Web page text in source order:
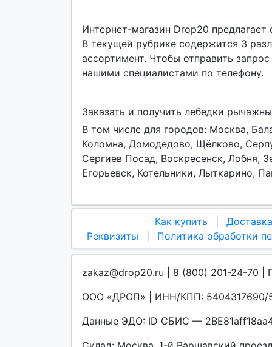
Интернет-магазин Drop20
В текущей рубрике содержится 3
ассортимент. Чтобы отправить
нашими специалистами по телефону.
Заказать и получить лебедки
В том числе для городов: Москва,
Коломна, Домодедово, Щёлково,
Сергиев Посад, Воскресенск, Лобня,
Егорьевск, Котельники, Лыткарино,
Как купить
Доставка
Реквизиты
Политика обработки
zakaz@drop20.ru | 8 (800) 201-24-70 |
ООО «ДРОП» | ИНН/КПП: 5404317690/
Данные ЭДО: ID СБИС —